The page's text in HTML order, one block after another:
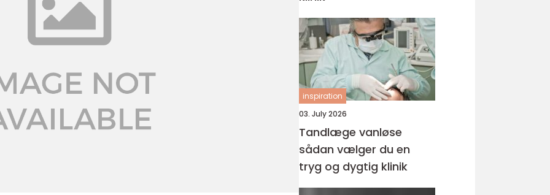
inspiration
03. July 2026
Tandlæge vanløse
sådan vælger du en
tryg og dygtig klinik